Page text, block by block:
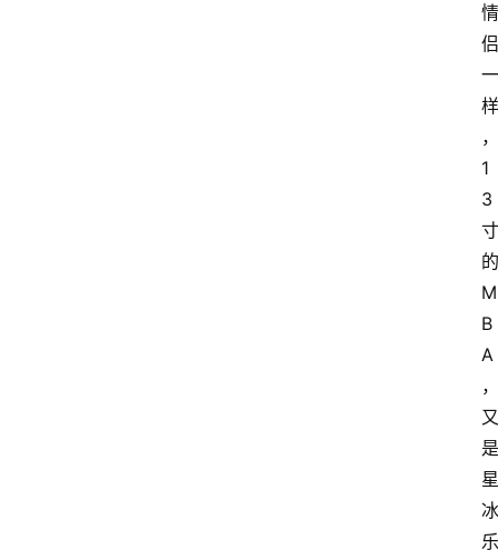
情
侣
一
样
，
1
3
寸
的
M
B
A
，
又
是
星
冰
乐